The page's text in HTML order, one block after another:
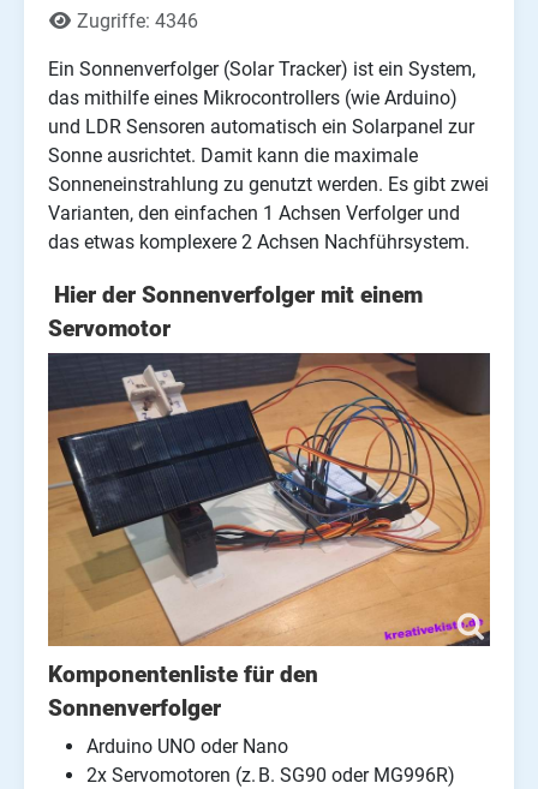
Zugriffe: 4346
Ein Sonnenverfolger (Solar Tracker) ist ein System,
das mithilfe eines Mikrocontrollers (wie Arduino)
und LDR Sensoren automatisch ein Solarpanel zur
Sonne ausrichtet. Damit kann die maximale
Sonneneinstrahlung zu genutzt werden. Es gibt zwei
Varianten, den einfachen 1 Achsen Verfolger und
das etwas komplexere 2 Achsen Nachführsystem.
Hier der Sonnenverfolger mit einem
Servomotor
Komponentenliste für den
Sonnenverfolger
Arduino UNO oder Nano
2x Servomotoren (z. B. SG90 oder MG996R)